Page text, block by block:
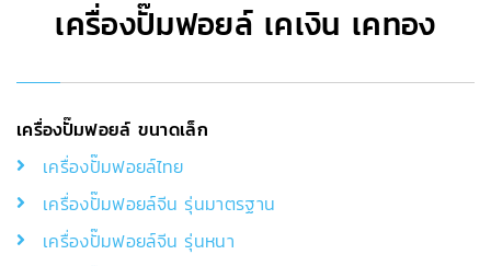
เครื่องปั๊มฟอยล์ เคเงิน เคทอง
เครื่องปั๊มฟอยล์ ขนาดเล็ก
เครื่องปั๊มฟอยล์ไทย
เครื่องปั๊มฟอยล์จีน รุ่นมาตรฐาน
เครื่องปั๊มฟอยล์จีน รุ่นหนา